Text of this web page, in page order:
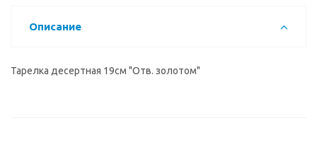
Описание
Тарелка десертная 19см "Отв. золотом"